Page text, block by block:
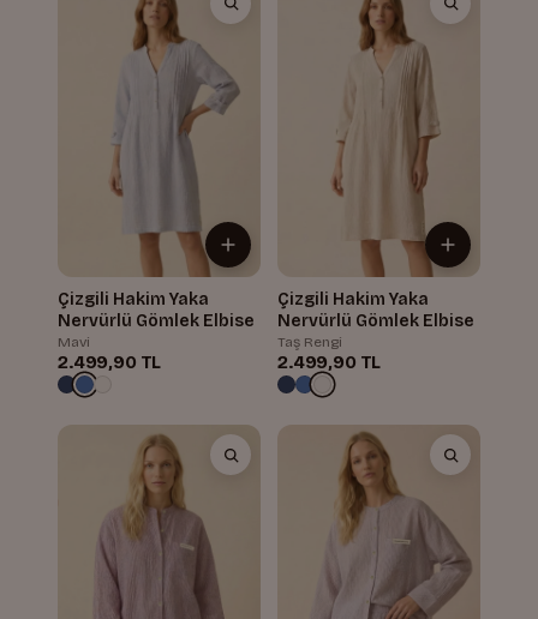
Çizgili Hakim Yaka
Nervürlü Gömlek Elbise
Mavi
2.499,90 TL
Çizgili Hakim Yaka
Nervürlü Gömlek Elbise
Taş Rengi
2.499,90 TL